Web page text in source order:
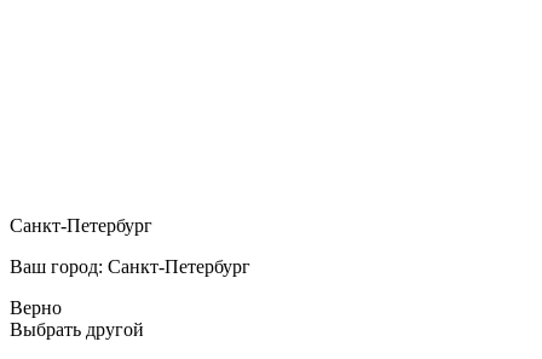
Санкт-Петербург
Ваш город: Санкт-Петербург
Верно
Выбрать другой